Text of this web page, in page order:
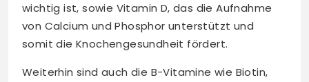
wichtig ist, sowie Vitamin D, das die Aufnahme
von Calcium und Phosphor unterstützt und
somit die Knochengesundheit fördert.
Weiterhin sind auch die B-Vitamine wie Biotin,